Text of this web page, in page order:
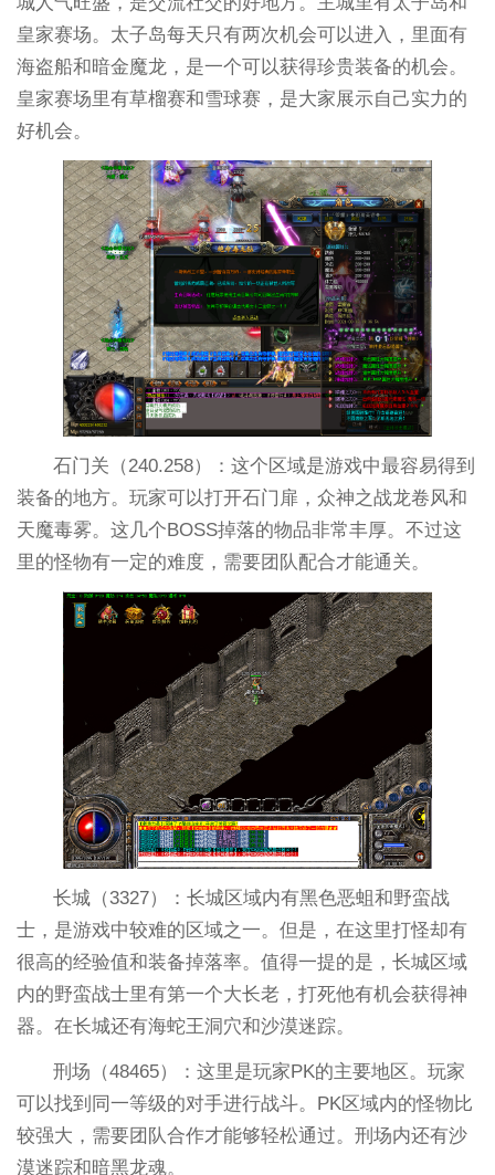
皇家赛场。太子岛每天只有两次机会可以进入，里面有
海盗船和暗金魔龙，是一个可以获得珍贵装备的机会。
皇家赛场里有草榴赛和雪球赛，是大家展示自己实力的
好机会。
石门关（240.258）：这个区域是游戏中最容易得到
装备的地方。玩家可以打开石门扉，众神之战龙卷风和
天魔毒雾。这几个BOSS掉落的物品非常丰厚。不过这
里的怪物有一定的难度，需要团队配合才能通关。
长城（3327）：长城区域内有黑色恶蛆和野蛮战
士，是游戏中较难的区域之一。但是，在这里打怪却有
很高的经验值和装备掉落率。值得一提的是，长城区域
内的野蛮战士里有第一个大长老，打死他有机会获得神
器。在长城还有海蛇王洞穴和沙漠迷踪。
刑场（48465）：这里是玩家PK的主要地区。玩家
可以找到同一等级的对手进行战斗。PK区域内的怪物比
较强大，需要团队合作才能够轻松通过。刑场内还有沙
漠迷踪和暗黑龙魂。